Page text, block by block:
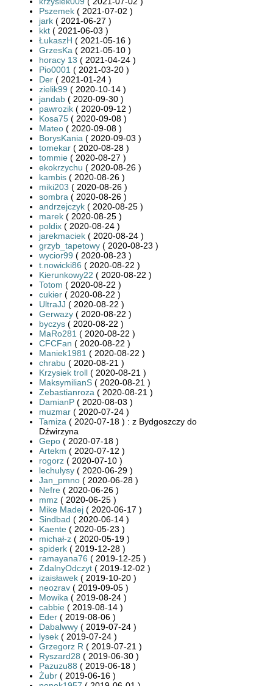
Pszemek ( 2021-07-02 )
jark ( 2021-06-27 )
kkt ( 2021-06-03 )
ŁukaszH ( 2021-05-16 )
GrzesKa ( 2021-05-10 )
horacy 13 ( 2021-04-24 )
Pio0001 ( 2021-03-20 )
Der ( 2021-01-24 )
zielik99 ( 2020-10-14 )
jandab ( 2020-09-30 )
pawrozik ( 2020-09-12 )
Kosa75 ( 2020-09-08 )
Mateo ( 2020-09-08 )
BorysKania ( 2020-09-03 )
tomekar ( 2020-08-28 )
tommie ( 2020-08-27 )
ekokrzychu ( 2020-08-26 )
kambis ( 2020-08-26 )
miki203 ( 2020-08-26 )
sombra ( 2020-08-26 )
andrzejczyk ( 2020-08-25 )
marek ( 2020-08-25 )
poldix ( 2020-08-24 )
jarekmaciek ( 2020-08-24 )
grzyb_tapetowy ( 2020-08-23 )
wycior99 ( 2020-08-23 )
t.nowicki86 ( 2020-08-22 )
Kierunkowy22 ( 2020-08-22 )
Totom ( 2020-08-22 )
cukier ( 2020-08-22 )
UltraJJ ( 2020-08-22 )
Gerwazy ( 2020-08-22 )
byczys ( 2020-08-22 )
MaRo281 ( 2020-08-22 )
CFCFan ( 2020-08-22 )
Maniek1981 ( 2020-08-22 )
chrabu ( 2020-08-21 )
Krzysiek troll ( 2020-08-21 )
MaksymilianS ( 2020-08-21 )
Zebastianroza ( 2020-08-21 )
DamianP ( 2020-08-03 )
muzmar ( 2020-07-24 )
Tamiza ( 2020-07-18 ) : z Bydgoszczy do
Dźwirzyna
Gepo ( 2020-07-18 )
Artekm ( 2020-07-12 )
rogorz ( 2020-07-10 )
lechulysy ( 2020-06-29 )
Jan_pmno ( 2020-06-28 )
Nefre ( 2020-06-26 )
mmz ( 2020-06-25 )
Mike Madej ( 2020-06-17 )
Sindbad ( 2020-06-14 )
Kaente ( 2020-05-23 )
michał-z ( 2020-05-19 )
spiderk ( 2019-12-28 )
ramayana76 ( 2019-12-25 )
ZdalnyOdczyt ( 2019-12-02 )
izaisławek ( 2019-10-20 )
neozrav ( 2019-09-05 )
Mowika ( 2019-08-24 )
cabbie ( 2019-08-14 )
Eder ( 2019-08-06 )
Dabalwwy ( 2019-07-24 )
lysek ( 2019-07-24 )
Grzegorz R ( 2019-07-21 )
Ryszard28 ( 2019-06-30 )
Pazuzu88 ( 2019-06-18 )
Żubr ( 2019-06-16 )